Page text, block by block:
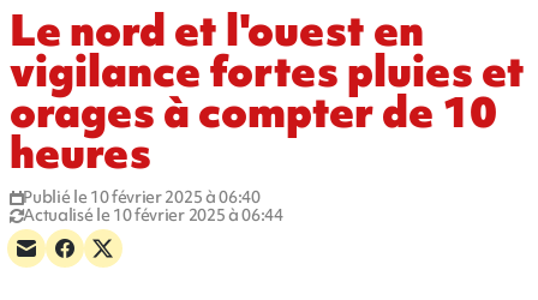
Le nord et l'ouest en
vigilance fortes pluies et
orages à compter de 10
heures
Publié le 10 février 2025 à 06:40
Actualisé le 10 février 2025 à 06:44